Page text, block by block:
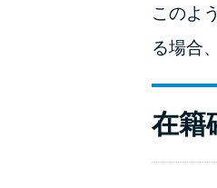
このよ
る場合
在籍